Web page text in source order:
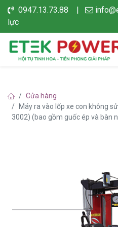
0947.13.73.88 |
lực
Cửa hàng
Máy ra vào lốp xe con không
3002) (bao gồm guốc ép và bàn